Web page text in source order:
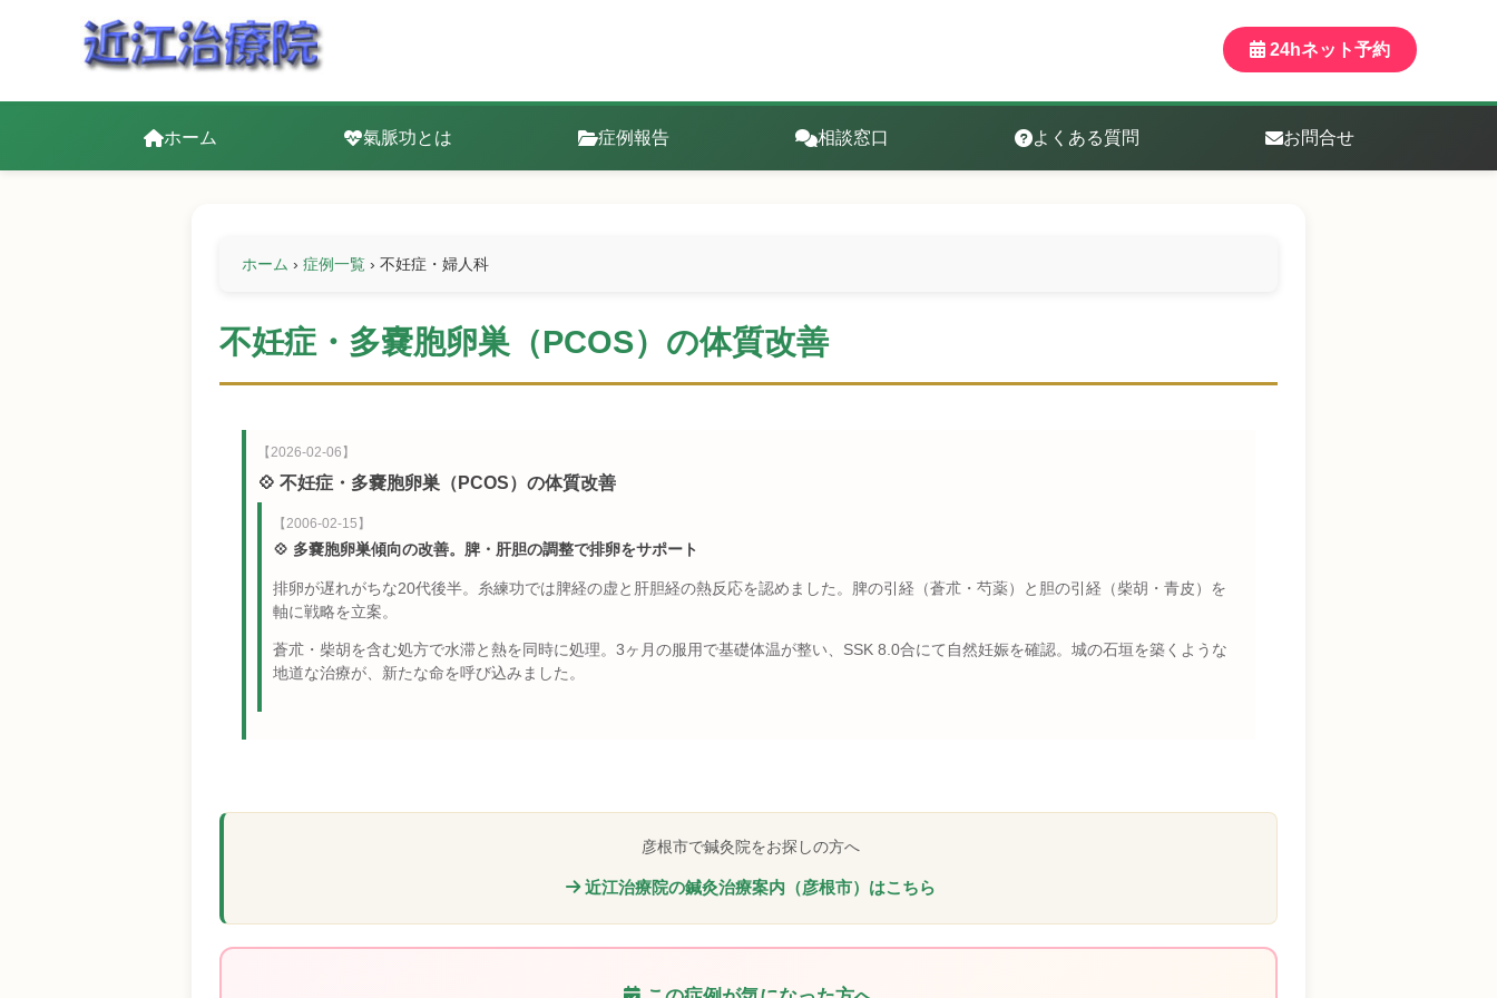
24hネット予約
ホーム 氣脈功とは 症例報告 相談窓口 よくある質問 お問合せ
ホーム › 症例一覧 › 不妊症・婦人科
不妊症・多嚢胞卵巣（PCOS）の体質改善
【2026-02-06】
💠 不妊症・多嚢胞卵巣（PCOS）の体質改善
【2006-02-15】
💠 多嚢胞卵巣傾向の改善。脾・肝胆の調整で排卵をサポート
排卵が遅れがちな20代後半。糸練功では脾経の虚と肝胆経の熱反応を認めました。脾の引経（蒼朮・芍薬）と胆の引経（柴胡・青皮）を
軸に戦略を立案。
蒼朮・柴胡を含む処方で水滞と熱を同時に処理。3ヶ月の服用で基礎体温が整い、SSK 8.0合にて自然妊娠を確認。城の石垣を築くような
地道な治療が、新たな命を呼び込みました。
彦根市で鍼灸院をお探しの方へ
近江治療院の鍼灸治療案内（彦根市）はこちら